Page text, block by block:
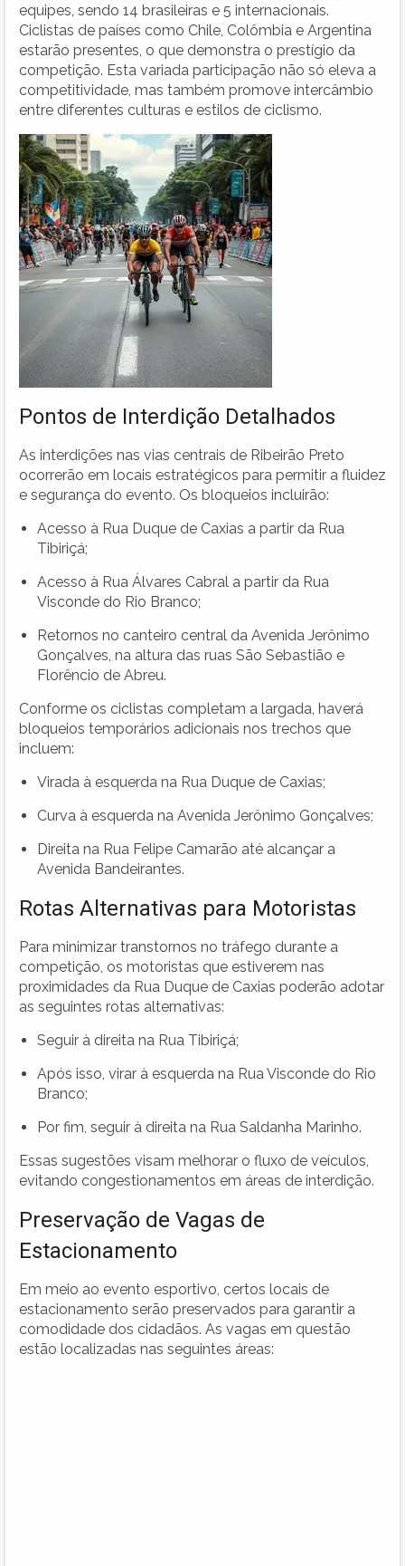
equipes, sendo 14 brasileiras e 5 internacionais.
Ciclistas de países como Chile, Colômbia e Argentina
estarão presentes, o que demonstra o prestígio da
competição. Esta variada participação não só eleva a
competitividade, mas também promove intercâmbio
entre diferentes culturas e estilos de ciclismo.
Pontos de Interdição Detalhados
As interdições nas vias centrais de Ribeirão Preto
ocorrerão em locais estratégicos para permitir a fluidez
e segurança do evento. Os bloqueios incluirão:
Acesso à Rua Duque de Caxias a partir da Rua
Tibiriçá;
Acesso à Rua Álvares Cabral a partir da Rua
Visconde do Rio Branco;
Retornos no canteiro central da Avenida Jerônimo
Gonçalves, na altura das ruas São Sebastião e
Florêncio de Abreu.
Conforme os ciclistas completam a largada, haverá
bloqueios temporários adicionais nos trechos que
incluem:
Virada à esquerda na Rua Duque de Caxias;
Curva à esquerda na Avenida Jerônimo Gonçalves;
Direita na Rua Felipe Camarão até alcançar a
Avenida Bandeirantes.
Rotas Alternativas para Motoristas
Para minimizar transtornos no tráfego durante a
competição, os motoristas que estiverem nas
proximidades da Rua Duque de Caxias poderão adotar
as seguintes rotas alternativas:
Seguir à direita na Rua Tibiriçá;
Após isso, virar à esquerda na Rua Visconde do Rio
Branco;
Por fim, seguir à direita na Rua Saldanha Marinho.
Essas sugestões visam melhorar o fluxo de veículos,
evitando congestionamentos em áreas de interdição.
Preservação de Vagas de
Estacionamento
Em meio ao evento esportivo, certos locais de
estacionamento serão preservados para garantir a
comodidade dos cidadãos. As vagas em questão
estão localizadas nas seguintes áreas: